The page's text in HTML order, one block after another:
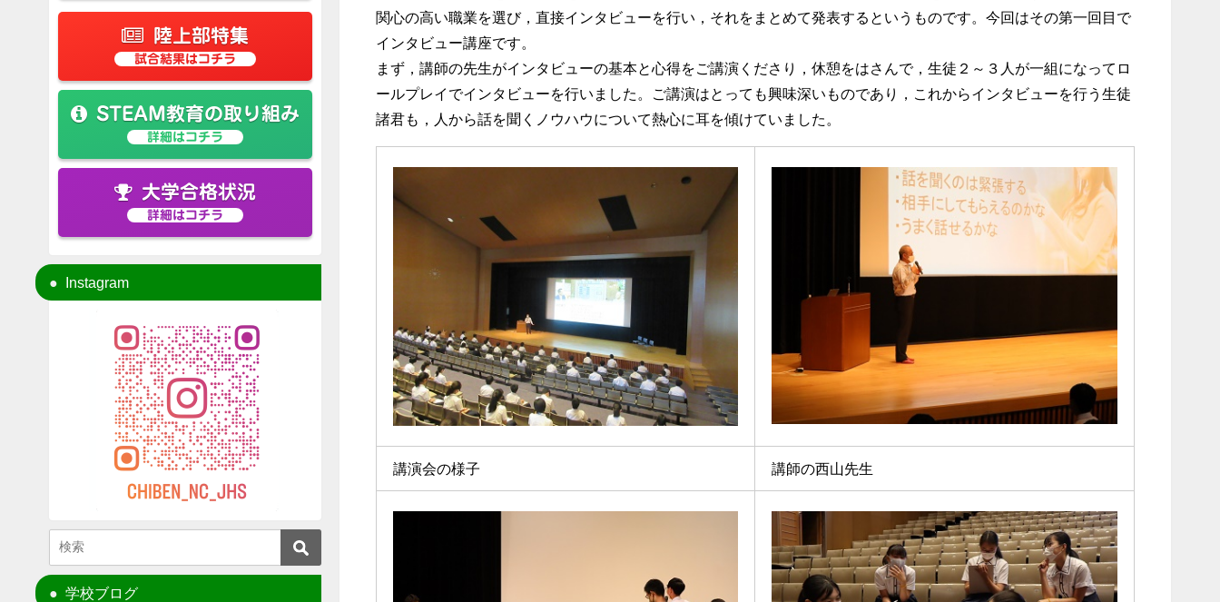
関心の高い職業を選び，直接インタビューを行い，それをまとめて発表するというものです。今回はその第一回目で
インタビュー講座です。
まず，講師の先生がインタビューの基本と心得をご講演くださり，休憩をはさんで，生徒２～３人が一組になってロ
ールプレイでインタビューを行いました。ご講演はとっても興味深いものであり，これからインタビューを行う生徒
諸君も，人から話を聞くノウハウについて熱心に耳を傾けていました。
講演会の様子 講師の西山先生
陸上部特集
試合結果はコチラ
STEAM教育の取り組み
詳細はコチラ
大学合格状況
詳細はコチラ
Instagram
学校ブログ